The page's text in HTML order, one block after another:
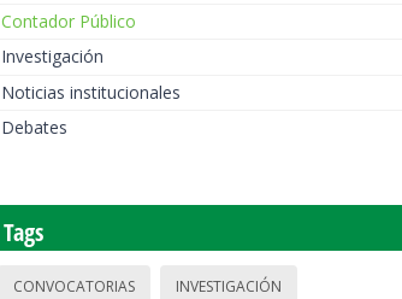
Contador Público
Investigación
Noticias institucionales
Debates
Tags
CONVOCATORIAS INVESTIGACIÓN